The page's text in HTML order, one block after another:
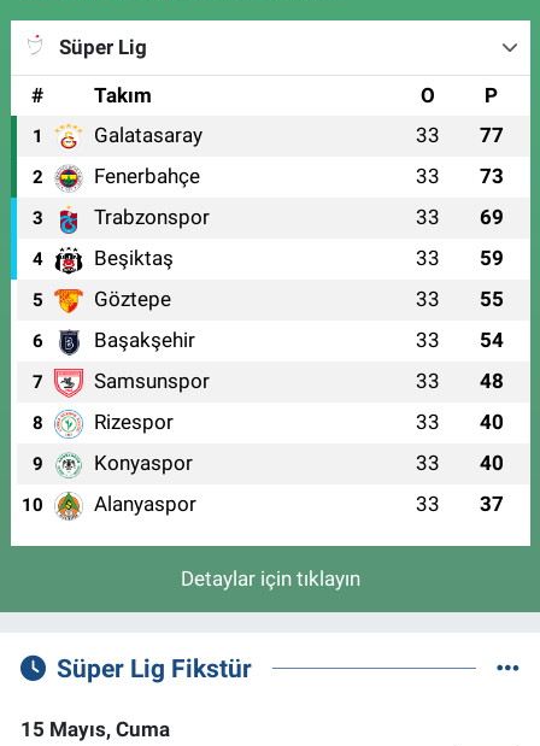
Süper Lig
#
Takım O P
1 Galatasaray 33 77
2 Fenerbahçe 33 73
3 Trabzonspor 33 69
4 Beşiktaş 33 59
5 Göztepe 33 55
6 Başakşehir 33 54
7 Samsunspor 33 48
8 Rizespor 33 40
9 Konyaspor 33 40
10 Alanyaspor 33 37
Detaylar için tıklayın
Süper Lig Fikstür
15 Mayıs, Cuma